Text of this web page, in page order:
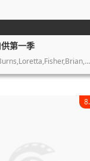
第一季
David,Burns,Loretta,Fisher,Brian,Hut…